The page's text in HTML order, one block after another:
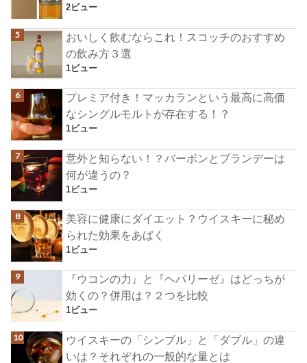
2ビュー
おいしく飲むならこれ！スコッチのおすすめ
の飲み方３選
1ビュー
プレミア付き！マッカランという最高に高価
なシングルモルトが存在する！？
1ビュー
意外と知らない！？バーボンとブランデーは
何が違うの？
1ビュー
美容に健康にダイエット？ウイスキーに秘め
られた効果をあばく
1ビュー
『ウコンの力』と『ヘパリーゼ』はどっちが
効くの？併用は？２つを比較
1ビュー
ウイスキーの「シンブル」と「ダブル」の違
いは？それぞれの一般的な量とは